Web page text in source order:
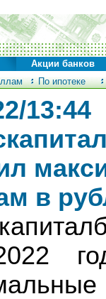
По ипотеке
Акции банков
13:44
в